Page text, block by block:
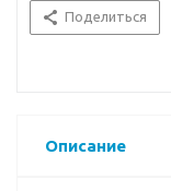
Поделиться
Описание